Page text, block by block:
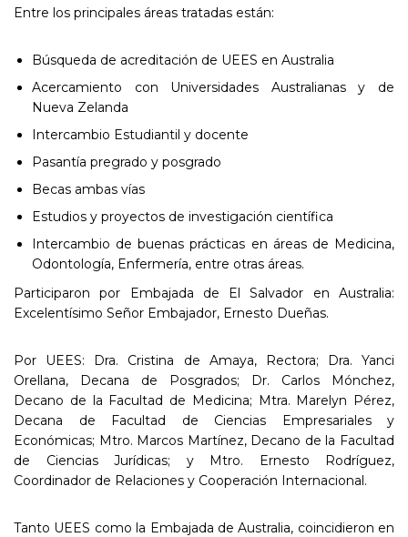
Entre los principales áreas tratadas están:
Búsqueda de acreditación de UEES en Australia
Acercamiento con Universidades Australianas y de
Nueva Zelanda
Intercambio Estudiantil y docente
Pasantía pregrado y posgrado
Becas ambas vías
Estudios y proyectos de investigación científica
Intercambio de buenas prácticas en áreas de Medicina,
Odontología, Enfermería, entre otras áreas.
Participaron por Embajada de El Salvador en Australia:
Excelentísimo Señor Embajador, Ernesto Dueñas.
Por UEES: Dra. Cristina de Amaya, Rectora; Dra. Yanci
Orellana, Decana de Posgrados; Dr. Carlos Mónchez,
Decano de la Facultad de Medicina; Mtra. Marelyn Pérez,
Decana de Facultad de Ciencias Empresariales y
Económicas; Mtro. Marcos Martínez, Decano de la Facultad
de Ciencias Jurídicas; y Mtro. Ernesto Rodríguez,
Coordinador de Relaciones y Cooperación Internacional.
Tanto UEES como la Embajada de Australia, coincidieron en